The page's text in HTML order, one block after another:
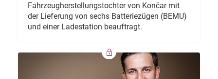
Fahrzeugherstellungstochter von Končar mit
der Lieferung von sechs Batteriezügen (BEMU)
und einer Ladestation beauftragt.